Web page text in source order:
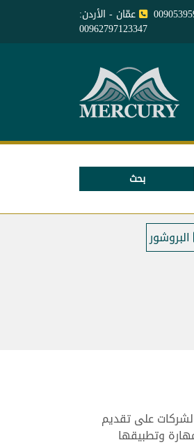
عمّان - الأردن:
00962797123347
بحث
البروشور
على تقديم
وتطبيقها